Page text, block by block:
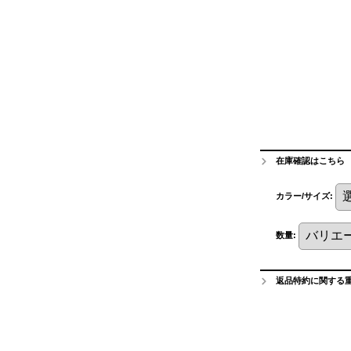
在庫確認はこちら
カラー/サイズ:
数量:
返品特約に関する